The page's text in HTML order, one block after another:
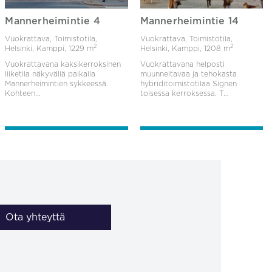
Mannerheimintie 4
Vuokrattava, Toimistotila,
Helsinki, Kamppi,1229 m2
Vuokrattavana kaksikerroksinen
liiketila näkyvällä paikalla
Mannerheimintien sykkeessä.
Kohteen...
Mannerheimintie 14
Vuokrattava, Toimistotila,
Helsinki, Kamppi, 1208 m2
Vuokrattavana helposti
muunneltavaa ja tehokasta
hybriditoimistotilaa Signen
toisessa kerroksessa. T...
Ota yhteyttä